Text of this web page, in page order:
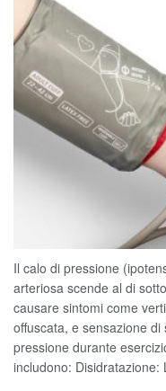
Il calo di pressione
arteriosa scende al di
causare sintomi come
offuscata, e sensazione
pressione durante
includono: Disidratazione: